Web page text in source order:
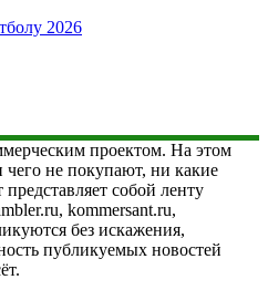
2026
проектом. На этом
чего не покупают, ни какие
собой ленту
kommersant.ru,
без искажения,
публикуемых новостей